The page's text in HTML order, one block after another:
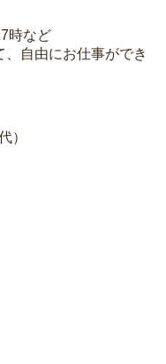
時など
自由にお仕事ができ
）